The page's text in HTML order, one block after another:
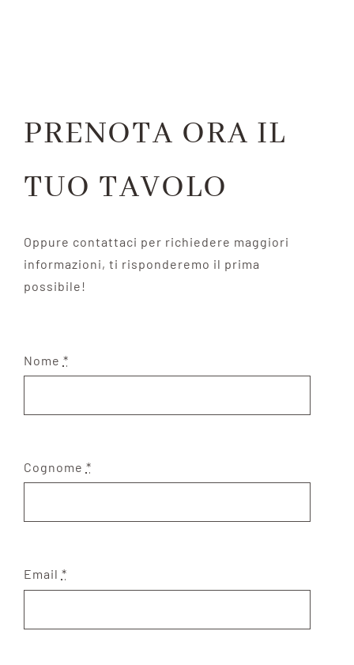
PRENOTA ORA IL
TUO TAVOLO
Oppure contattaci per richiedere maggiori
informazioni, ti risponderemo il prima
possibile!
Nome *
Cognome *
Email *